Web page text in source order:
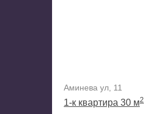
Аминева ул, 11
1-к квартира 30 м2